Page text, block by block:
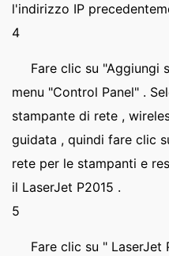
l'indirizzo IP
4
Fare clic su "Aggiungi
menu "Control Panel" .
stampante di rete ,
guidata , quindi fare clic
rete per le stampanti e
il LaserJet P2015 .
5
Fare clic su " LaserJet